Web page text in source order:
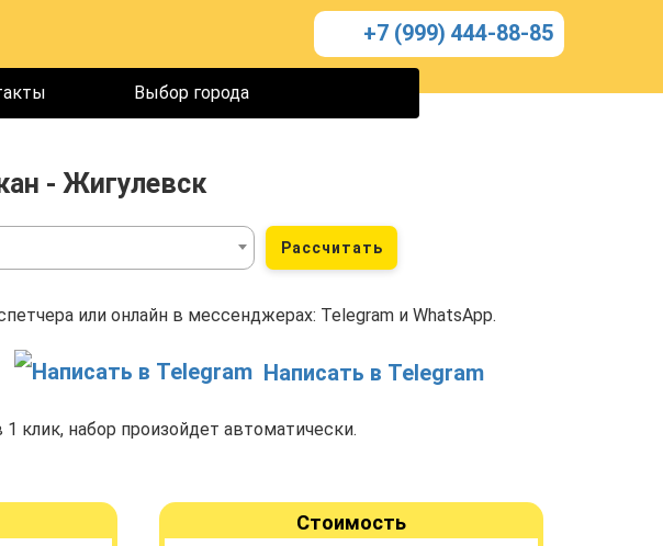
+7 (999) 444-88-85
Выбор города
- Жигулевск
Рассчитать
или онлайн в мессенджерах: Telegram и WhatsApp.
Написать в Telegram
набор произойдет автоматически.
Стоимость